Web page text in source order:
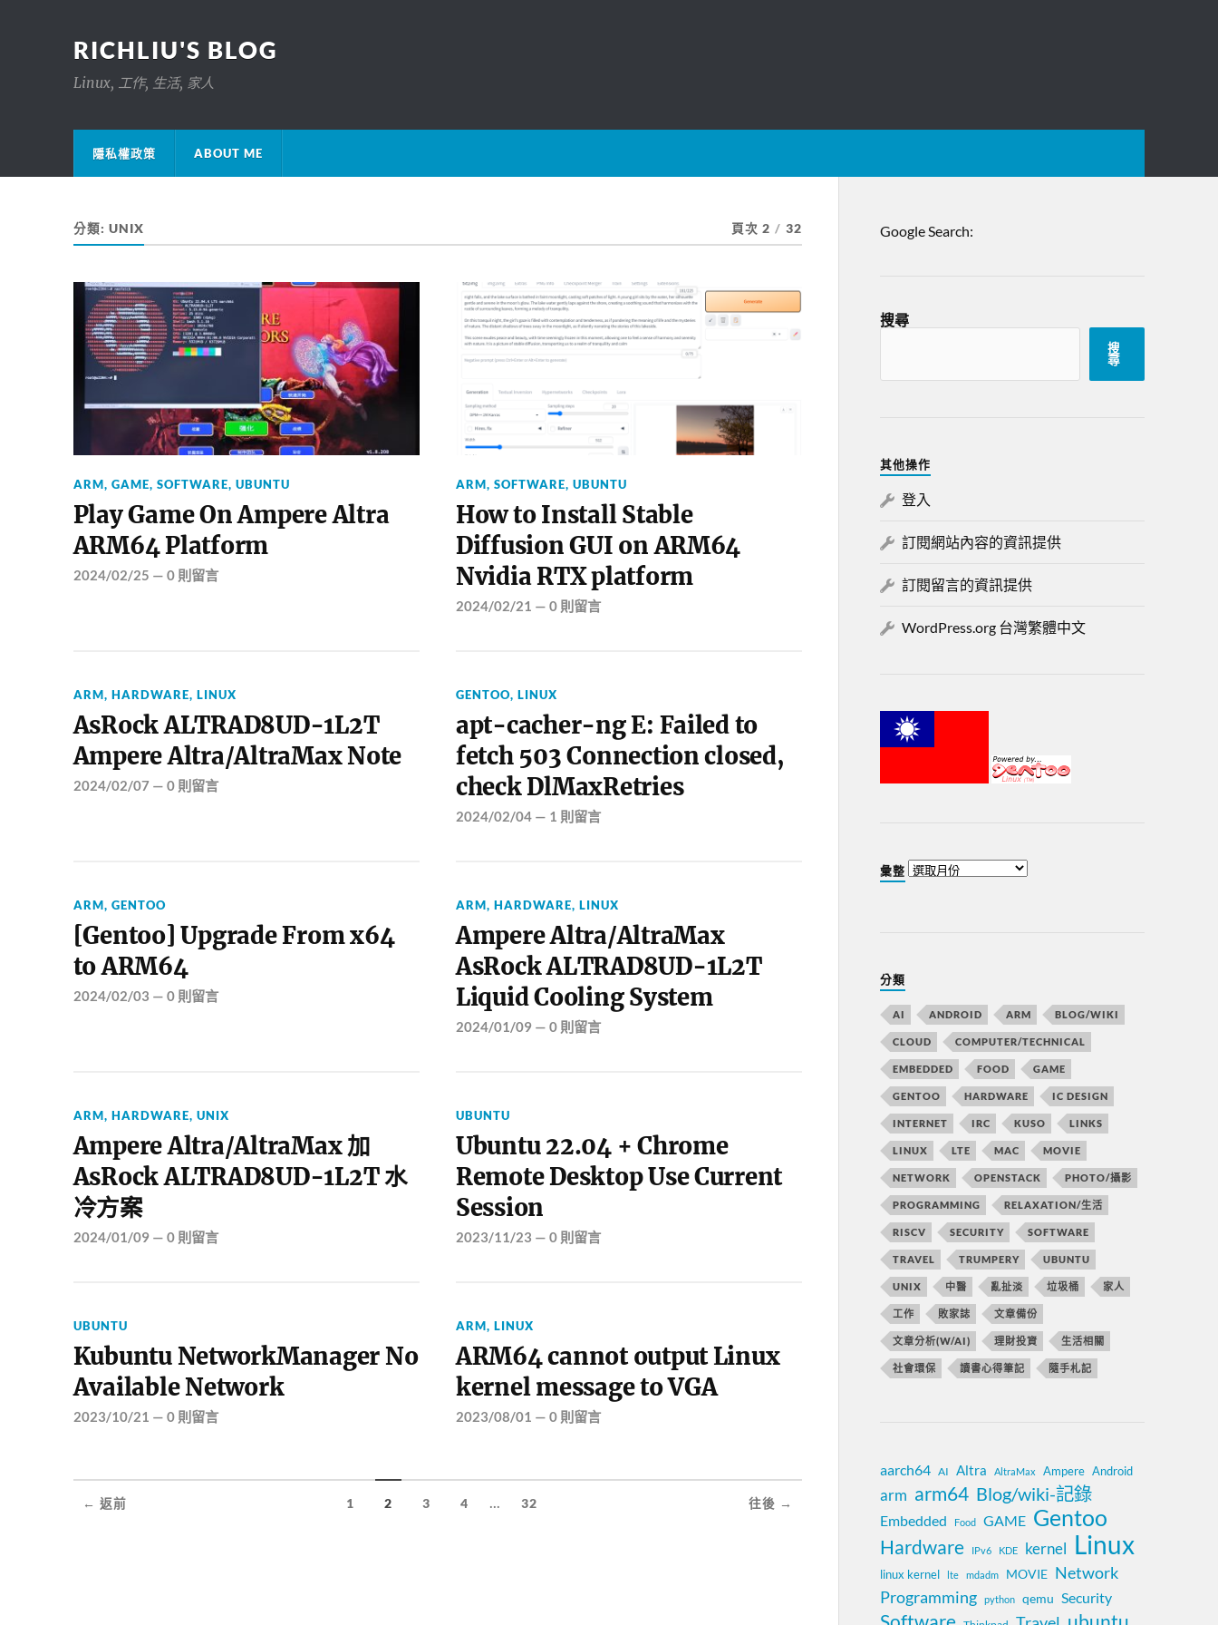
RICHLIU'S BLOG
Linux, 工作, 生活, 家人
隱私權政策 ABOUT ME
分類: UNIX 頁次 2 / 32
ARM, GAME, SOFTWARE, UBUNTU
Play Game On Ampere Altra
ARM64 Platform
2024/02/25 — 0 則留言
ARM, SOFTWARE, UBUNTU
How to Install Stable
Diffusion GUI on ARM64
Nvidia RTX platform
2024/02/21 — 0 則留言
ARM, HARDWARE, LINUX
AsRock ALTRAD8UD-1L2T
Ampere Altra/AltraMax Note
2024/02/07— 0 則留言
GENTOO, LINUX
apt-cacher-ng E: Failed to
fetch 503 Connection closed,
check DlMaxRetries
2024/02/04— 1 則留言
ARM, GENTOO
[Gentoo] Upgrade From x64
to ARM64
2024/02/03 — 0 則留言
ARM, HARDWARE, LINUX
Ampere Altra/AltraMax
AsRock ALTRAD8UD-1L2T
Liquid Cooling System
2024/01/09— 0 則留言
ARM, HARDWARE, UNIX
Ampere Altra/AltraMax 加
AsRock ALTRAD8UD-1L2T 水
冷方案
2024/01/09— 0 則留言
UBUNTU
Ubuntu 22.04 + Chrome
Remote Desktop Use Current
Session
2023/11/23 — 0 則留言
UBUNTU
Kubuntu NetworkManager No
Available Network
2023/10/21 — 0 則留言
ARM, LINUX
ARM64 cannot output Linux
kernel message to VGA
2023/08/01 — 0 則留言
← 返前 1 2 3 4 ... 32 往後 →
Google Search:
搜尋
搜
尋
其他操作
登入
訂閱網站內容的資訊提供
訂閱留言的資訊提供
WordPress.org 台灣繁體中文
彙整
分類
AI ANDROID ARM BLOG/WIKI
CLOUD COMPUTER/TECHNICAL
EMBEDDED FOOD GAME
GENTOO HARDWARE IC DESIGN
INTERNET IRC KUSO LINKS
LINUX LTE MAC MOVIE
NETWORK OPENSTACK PHOTO/攝影
PROGRAMMING RELAXATION/生活
RISCV SECURITY SOFTWARE
TRAVEL TRUMPERY UBUNTU
UNIX 中醫 亂扯淡 垃圾桶 家人
工作 敗家誌 文章備份
文章分析(W/AI) 理財投資 生活相關
社會環保 讀書心得筆記 隨手札記
aarch64 AI Altra AltraMax Ampere Android
arm arm64 Blog/wiki-記錄
Embedded Food GAME Gentoo
Hardware IPv6 KDE kernel Linux
linux kernel lte mdadm MOVIE Network
Programming
python qemu Security